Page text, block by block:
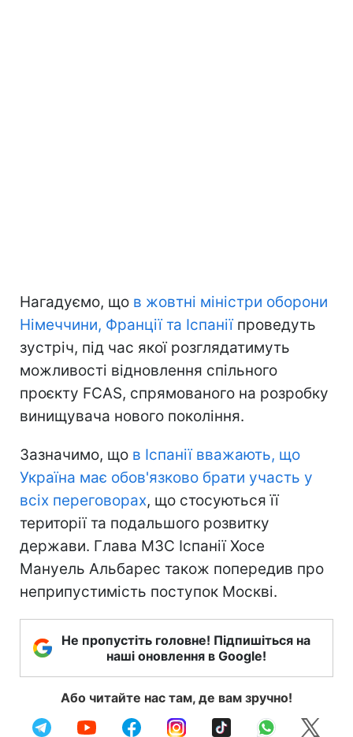
Нагадуємо, що в жовтні міністри оборони
Німеччини, Франції та Іспаніїпроведуть
зустріч, під час якої розглядатимуть
можливості відновлення спільного
проєкту FCAS, спрямованого на розробку
винищувача нового покоління.
Зазначимо, що в Іспанії вважають, що
Україна має обов'язково брати участь у
всіх переговорах, що стосуються її
території та подальшого розвитку
держави. Глава МЗС Іспанії Хосе
Мануель Альбарес також попередив про
неприпустимість поступок Москві.
Не пропустіть головне! Підпишіться на
наші оновлення в Google!
Або читайте нас там, де вам зручно!